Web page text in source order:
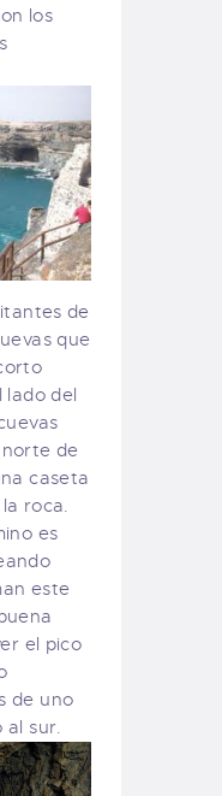
los
de
que
lado del
de
caseta
roca.
es
este
el pico
de uno
al sur.